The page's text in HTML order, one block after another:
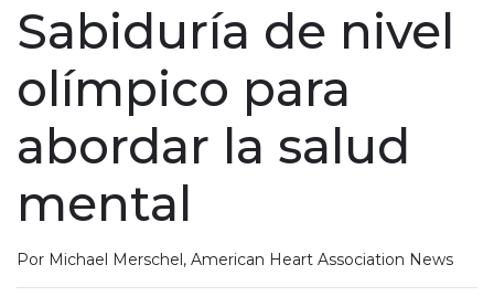
Sabiduría de nivel
olímpico para
abordar la salud
mental
Por Michael Merschel, American Heart Association News